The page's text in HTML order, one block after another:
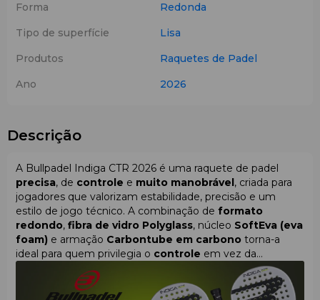
Forma
Redonda
Tipo de superfície
Lisa
Produtos
Raquetes de Padel
Ano
2026
Descrição
A Bullpadel Indiga CTR 2026 é uma raquete de padel
precisa, de controle e muito manobrável, criada para
jogadores que valorizam estabilidade, precisão e um
estilo de jogo técnico. A combinação de formato
redondo, fibra de vidro Polyglass, núcleo SoftEva (eva
foam) e armação Carbontube em carbono torna-a
ideal para quem privilegia o controle em vez da
potência, com excelente manobrabilidade e resposta
previsível da bola.